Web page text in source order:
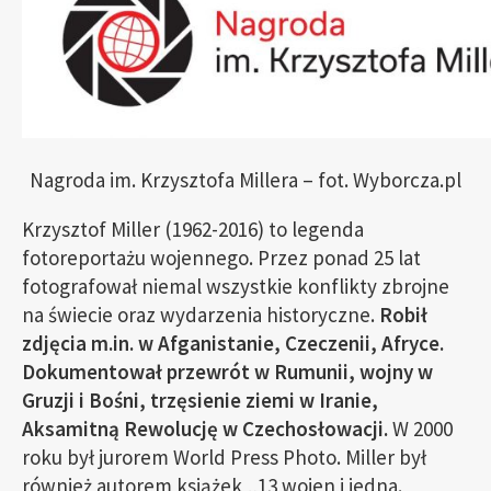
Nagroda im. Krzysztofa Millera – fot. Wyborcza.pl
Krzysztof Miller (1962-2016) to legenda
fotoreportażu wojennego. Przez ponad 25 lat
fotografował niemal wszystkie konflikty zbrojne
na świecie oraz wydarzenia historyczne. Robił
zdjęcia m.in. w Afganistanie, Czeczenii, Afryce.
Dokumentował przewrót w Rumunii, wojny w
Gruzji i Bośni, trzęsienie ziemi w Iranie,
Aksamitną Rewolucję w Czechosłowacji.W 2000
roku był jurorem World Press Photo. Miller był
również autorem książek „13 wojen i jedna.